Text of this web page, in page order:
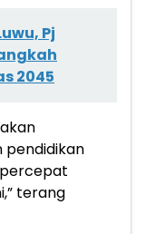
Pj
2045
pendidikan
terang